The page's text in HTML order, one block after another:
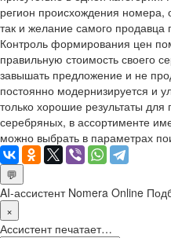
регион происхождения номера,
так и желание самого
Контроль формирования цен
правильную стоимость своего
завышать предложение и не
постоянно модернизируется и
только хорошие результаты
серебряных, в ассортименте
можно выбрать в параметрах
💬
AI-ассистент Nomera Online
×
Ассистент печатает…